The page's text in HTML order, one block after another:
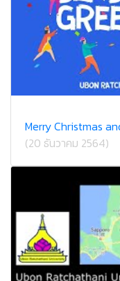
Merry Christmas
(20 ธันวาคม 2564)